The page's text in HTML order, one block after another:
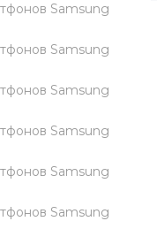
Samsung
Samsung
Samsung
Samsung
Samsung
Samsung